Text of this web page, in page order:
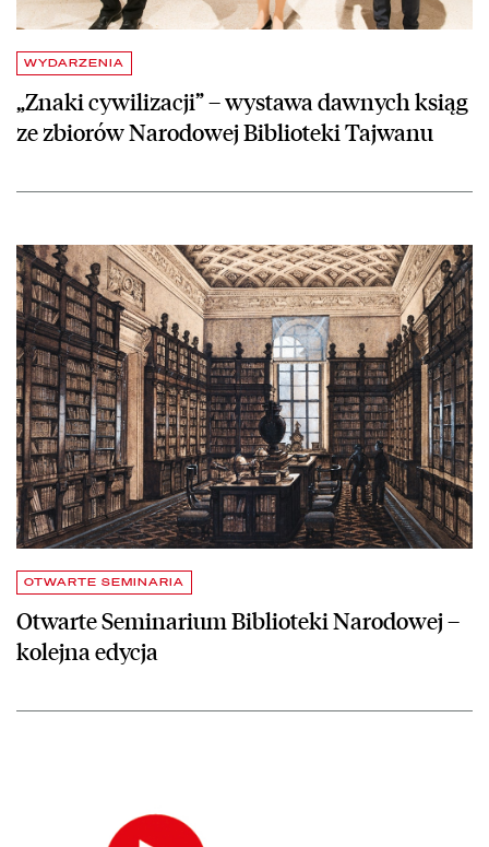
WYDARZENIA
„Znaki cywilizacji” – wystawa dawnych ksiąg
ze zbiorów Narodowej Biblioteki Tajwanu
OTWARTE SEMINARIA
Otwarte Seminarium Biblioteki Narodowej –
kolejna edycja
czytaj więcej o Otwarte Seminarium Biblioteki Narodowej – kolejna